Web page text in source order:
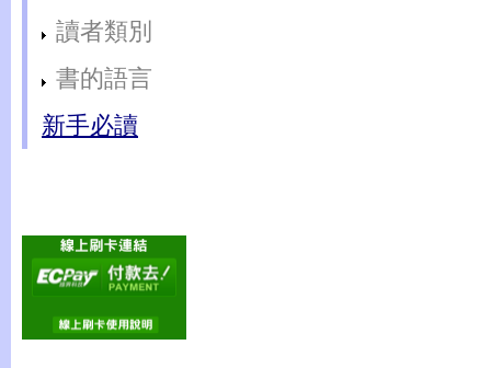
讀者類別
書的語言
新手必讀